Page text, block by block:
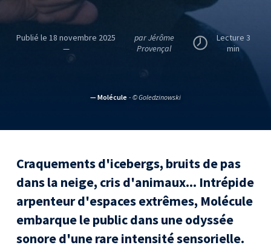
Publié le 18 novembre 2025
—
par Jérôme
Provençal
Lecture 3
min
— Molécule - © Goledzinowski
Craquements d'icebergs, bruits de pas
dans la neige, cris d'animaux... Intrépide
arpenteur d'espaces extrêmes, Molécule
embarque le public dans une odyssée
sonore d'une rare intensité sensorielle.